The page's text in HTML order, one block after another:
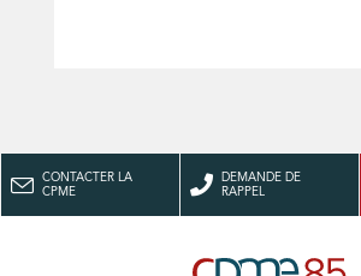
CONTACTER LA
CPME
DEMANDE DE
RAPPEL